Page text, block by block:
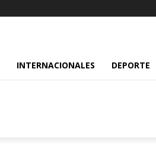
INTERNACIONALES DEPORTE